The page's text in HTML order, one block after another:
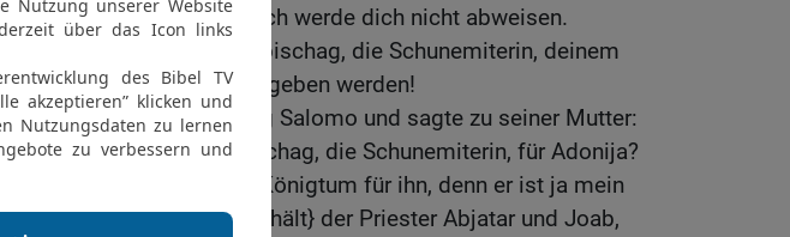
Bitte, meine Mutter, denn ich werde dich nicht abweisen.
Und sie sagte: Möge Abischag, die Schunemiterin, deinem
Bruder Adonija zur Frau gegeben werden!
22 Da antwortete der König Salomo und sagte zu seiner Mutter:
Warum bittest du um Abischag, die Schunemiterin, für Adonija?
Bitte doch gleich um das Königtum für ihn, denn er ist ja mein
älterer Bruder, und zu ihm {hält} der Priester Abjatar und Joab,